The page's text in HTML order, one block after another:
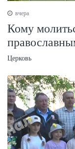
вчера
Кому
Церковь